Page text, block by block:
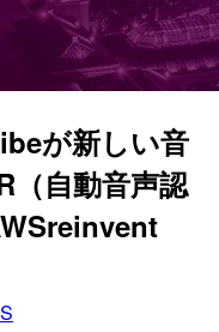
が新しい音
（自動音声認